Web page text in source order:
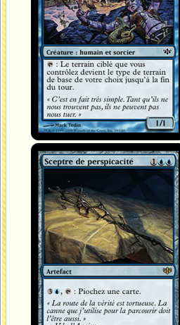
Sceptre de perspicacité